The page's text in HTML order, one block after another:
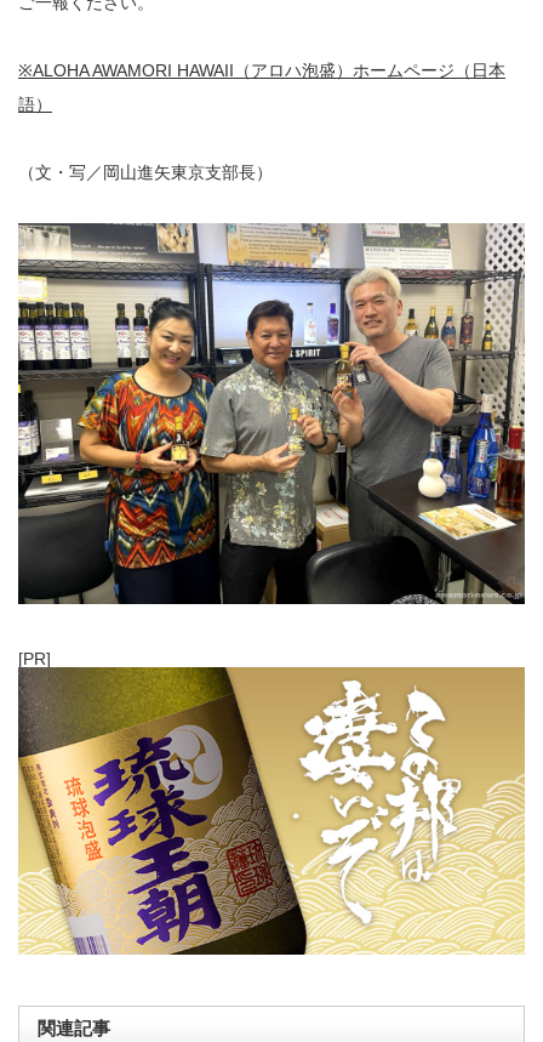
※ALOHA AWAMORI HAWAII（アロハ泡盛）ホームページ（日本
語）
（文・写／岡山進矢東京支部長）
[PR]
関連記事